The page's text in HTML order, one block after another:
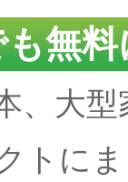
無
、大
トに